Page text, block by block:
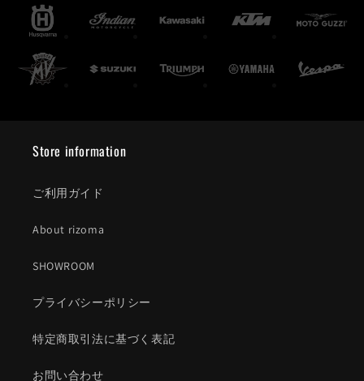
Store information
ご利用ガイド
About rizoma
SHOWROOM
プライバシーポリシー
特定商取引法に基づく表記
お問い合わせ